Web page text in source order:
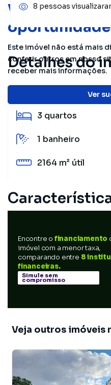
Você pode
Este imóvel não está mais
conferir outros em nosso
receber mais informações.
Ver
Detalhes do
3 quartos
1 banheiro
2164 m² útil
Encontre o financiamento
imóvel com a menor taxa,
comparando entre 8
financeiras.
Simule sem
compromisso
Veja outros imóveis
8 pessoas